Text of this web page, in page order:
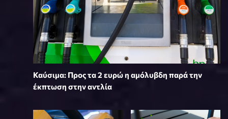
Καύσιμα: Προς τα 2 ευρώ η αμόλυβδη παρά την
έκπτωση στην αντλία